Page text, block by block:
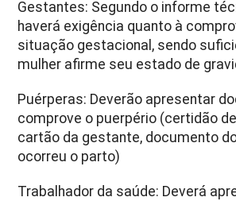
Gestantes: Segundo o informe
haverá exigência quanto à
situação gestacional, sendo
mulher afirme seu estado de
Puérperas: Deverão apresentar
comprove o puerpério (certidão
cartão da gestante, documento
ocorreu o parto)
Trabalhador da saúde: Deverá